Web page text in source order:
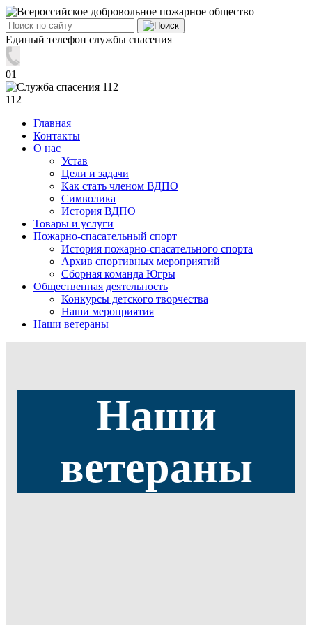
Единый телефон службы спасения
01
112
Главная
Контакты
О нас
Устав
Цели и задачи
Как стать членом ВДПО
Символика
История ВДПО
Товары и услуги
Пожарно-спасательный спорт
История пожарно-спасательного спорта
Архив спортивных мероприятий
Сборная команда Югры
Общественная деятельность
Конкурсы детского творчества
Наши мероприятия
Наши ветераны
Наши
ветераны